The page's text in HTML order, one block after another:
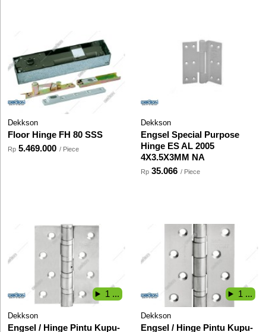
Dekkson
Floor Hinge FH 80 SSS
Rp 5.469.000 / Piece
Dekkson
Engsel Special Purpose
Hinge ES AL 2005
4X3.5X3MM NA
Rp 35.066 / Piece
Dekkson
Engsel / Hinge Pintu Kupu-
1 ...
Dekkson
Engsel / Hinge Pintu Kupu-
1 ...